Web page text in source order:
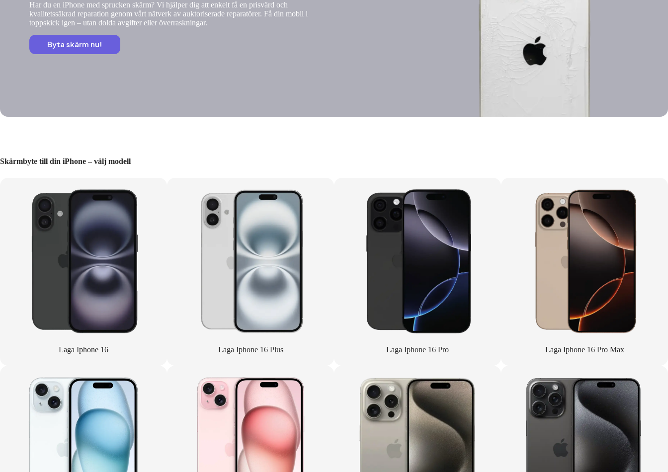
Har du en iPhone med sprucken skärm? Vi hjälper dig att enkelt få en prisvärd och
kvalitetssäkrad reparation genom vårt nätverk av auktoriserade reparatörer. Få din mobil i
toppskick igen – utan dolda avgifter eller överraskningar.
Byta skärm nu!
Skärmbyte till din iPhone – välj modell
Laga Iphone 16 Laga Iphone 16 Plus Laga Iphone 16 Pro Laga Iphone 16 Pro Max